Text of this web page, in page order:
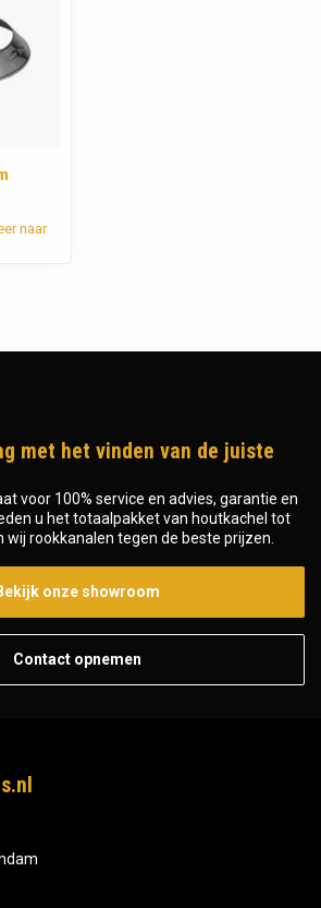
naar
met het vinden van de juiste
voor 100% service en advies, garantie en
u het totaalpakket van houtkachel tot
wij rookkanalen tegen de beste prijzen.
onze showroom
Contact opnemen